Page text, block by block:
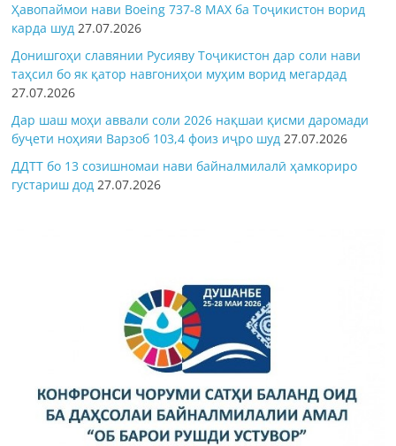
Ҳавопаймои нави Boeing 737-8 MAX ба Тоҷикистон ворид
карда шуд 27.07.2026
Донишгоҳи славянии Русияву Тоҷикистон дар соли нави
таҳсил бо як қатор навгониҳои муҳим ворид мегардад
27.07.2026
Дар шаш моҳи аввали соли 2026 нақшаи қисми даромади
буҷети ноҳияи Варзоб 103,4 фоиз иҷро шуд 27.07.2026
ДДТТ бо 13 созишномаи нави байналмилалӣ ҳамкориро
густариш дод 27.07.2026